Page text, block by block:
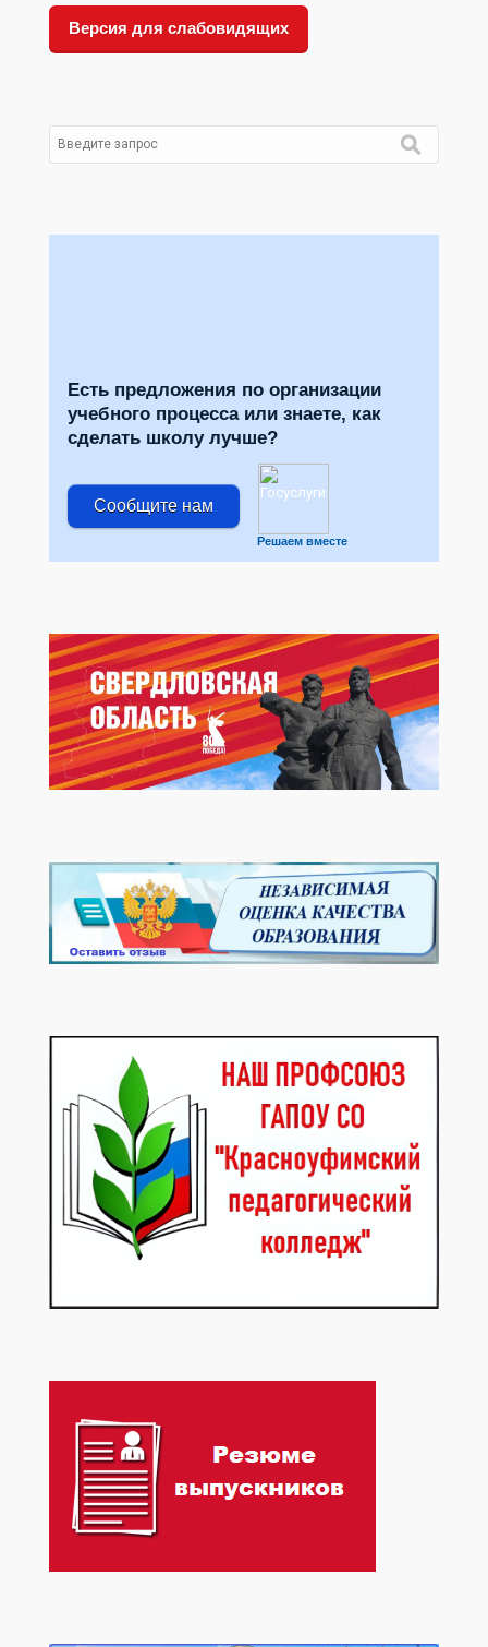
Версия для слабовидящих
Есть предложения по организации
учебного процесса или знаете, как
сделать школу лучше?
Сообщите нам
Решаем вместе